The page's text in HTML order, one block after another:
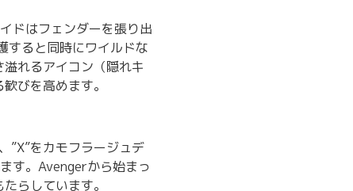
ドはフェンダーを張り出
すると同時にワイルドな
れるアイコン（隠れキ
びを高めます。
”X”をカモフラージュデ
す。Avengerから始まっ
らしています。